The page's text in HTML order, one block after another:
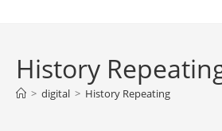
History
> digital > History Repeating